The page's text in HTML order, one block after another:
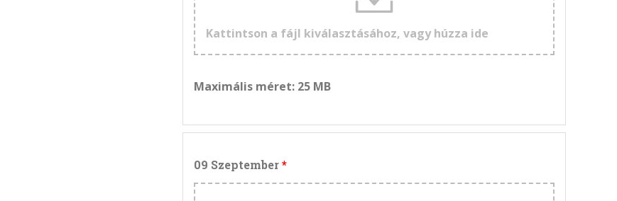
Kattintson a fájl kiválasztásához, vagy húzza ide
Maximális méret: 25 MB
09 Szeptember